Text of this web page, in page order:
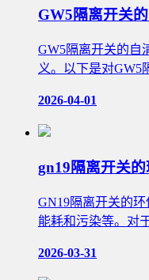
GW5隔离开关
GW5隔离开关的自
义。以下是对
2026-04-01
gn19隔离开关
GN19隔离开关的
能耗和污染等。对
2026-03-31